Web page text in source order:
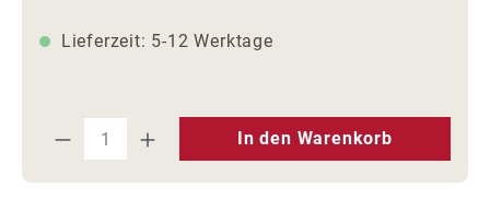
Lieferzeit: 5-12 Werktage
Produkt Anzahl: Gib den
In den Warenkorb